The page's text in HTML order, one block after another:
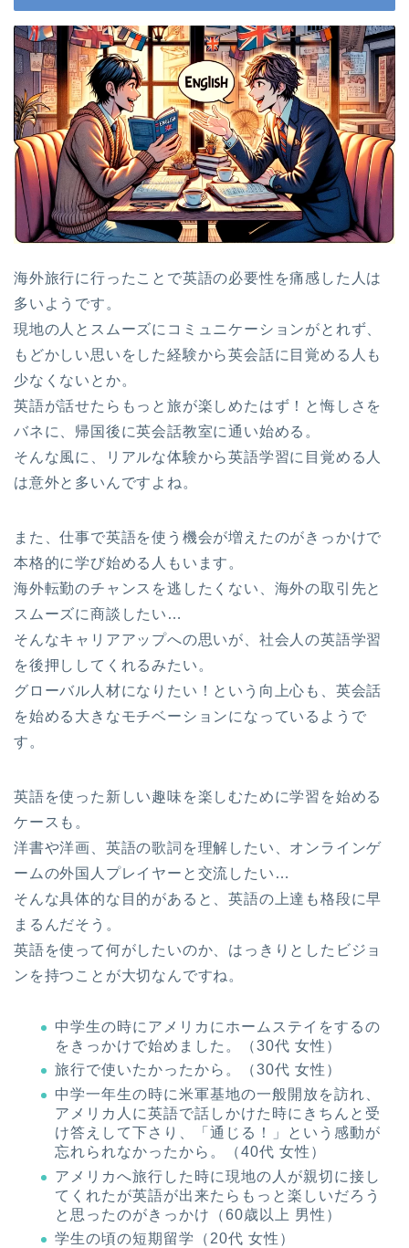
海外旅行に行ったことで英語の必要性を痛感した人は
多いようです。
現地の人とスムーズにコミュニケーションがとれず、
もどかしい思いをした経験から英会話に目覚める人も
少なくないとか。
英語が話せたらもっと旅が楽しめたはず！と悔しさを
バネに、帰国後に英会話教室に通い始める。
そんな風に、リアルな体験から英語学習に目覚める人
は意外と多いんですよね。
また、仕事で英語を使う機会が増えたのがきっかけで
本格的に学び始める人もいます。
海外転勤のチャンスを逃したくない、海外の取引先と
スムーズに商談したい…
そんなキャリアアップへの思いが、社会人の英語学習
を後押ししてくれるみたい。
グローバル人材になりたい！という向上心も、英会話
を始める大きなモチベーションになっているようで
す。
英語を使った新しい趣味を楽しむために学習を始める
ケースも。
洋書や洋画、英語の歌詞を理解したい、オンラインゲ
ームの外国人プレイヤーと交流したい…
そんな具体的な目的があると、英語の上達も格段に早
まるんだそう。
英語を使って何がしたいのか、はっきりとしたビジョ
ンを持つことが大切なんですね。
中学生の時にアメリカにホームステイをするの
をきっかけで始めました。（30代 女性）
旅行で使いたかったから。（30代 女性）
中学一年生の時に米軍基地の一般開放を訪れ、
アメリカ人に英語で話しかけた時にきちんと受
け答えして下さり、「通じる！」という感動が
忘れられなかったから。（40代 女性）
アメリカへ旅行した時に現地の人が親切に接し
てくれたが英語が出来たらもっと楽しいだろう
と思ったのがきっかけ（60歳以上 男性）
学生の頃の短期留学（20代 女性）